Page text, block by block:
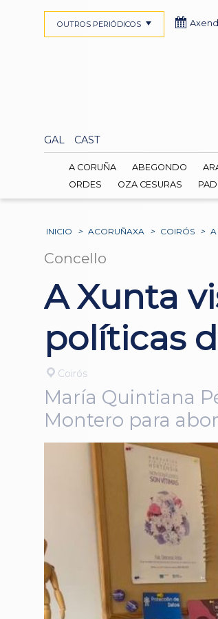
GAL CAST
OUTROS PERIÓDICOS
A CORUÑA ABEGONDO
ORDES
OZA CESURAS
INICIO > ACORUÑAXA > COIRÓS > A
Concello
A Xunta
políticas
Coirós
María Quintiana
Montero para